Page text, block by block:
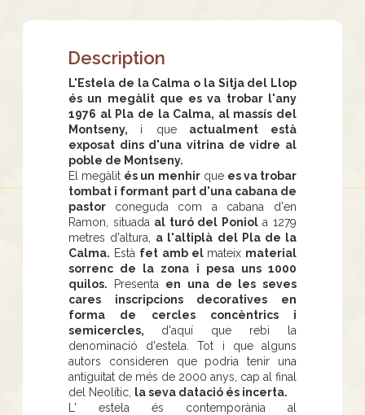
Description
L'Estela de la Calma o la Sitja del Llop
és un megàlit que es va trobar l'any
1976 al Pla de la Calma, al massís del
Montseny, i queactualment està
exposat dins d'una vitrina de vidre al
poble de Montseny.
El megàlit és un menhirque es va trobar
tombat i formant part d'una cabana de
pastor coneguda com a cabana d'en
Ramon, situada al turó del Poniola 1279
metres d'altura, a l'altiplà del Pla de la
Calma. Està fet amb el mateix material
sorrenc de la zona i pesa uns 1000
quilos.
Presenta en una de les seves
cares inscripcions decoratives en
forma de cercles concèntrics i
semicercles, d'aquí que rebi la
denominació d'estela. Tot i que alguns
autors consideren que podria tenir una
antiguitat de més de 2000 anys, cap al final
del Neolític,
la seva datació és incerta.
L' estela és contemporània al